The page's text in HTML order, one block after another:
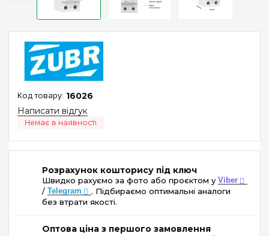
16026
Написати відгук
Розрахунок кошторису під ключ
Швидко рахуємо за фото або проєктом у Viber
/ Telegram
. Підбираємо оптимальні аналоги
без втрати якості.
Оптова ціна з першого замовлення